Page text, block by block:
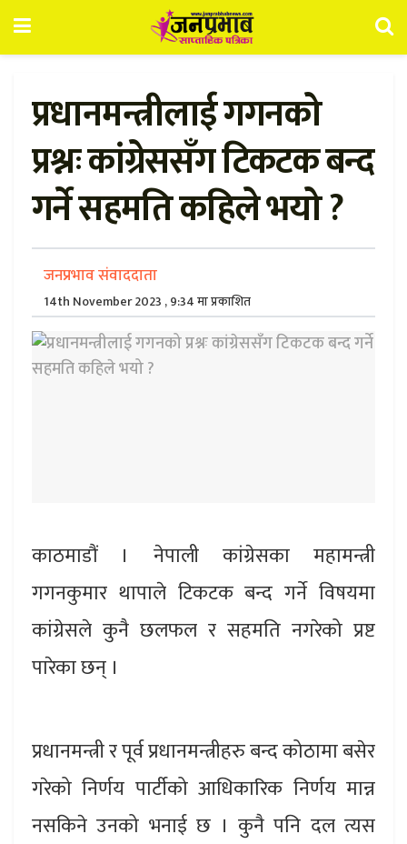
प्रधानमन्त्रीलाई गगनको
प्रश्नः कांग्रेससँग टिकटक बन्द
गर्ने सहमति कहिले भयो ?
जनप्रभाव संवाददाता
14th November 2023 , 9:34 मा प्रकाशित
काठमाडौं । नेपाली कांग्रेसका महामन्त्री
गगनकुमार थापाले टिकटक बन्द गर्ने विषयमा
कांग्रेसले कुनै छलफल र सहमति नगरेको प्रष्ट
पारेका छन् ।
प्रधानमन्त्री र पूर्व प्रधानमन्त्रीहरु बन्द कोठामा बसेर
गरेको निर्णय पार्टीको आधिकारिक निर्णय मान्न
नसकिने उनको भनाई छ । कुनै पनि दल त्यस